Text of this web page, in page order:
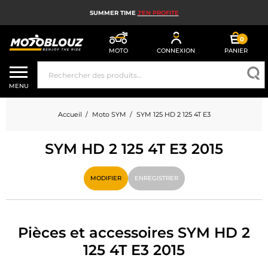
SUMMER TIME J'EN PROFITE
MOTO CONNEXION
0
PANIER
CASQUE MOTO
ÉQUIPEMENT MOTO HOMME
ÉQUIPEMENT MOTO FEMME
MX, ENDURO ET TRIAL
HIGH TECH MOTO
AIRBAG MOTO
PIÈCES MOTO ET OUTILLAGE
ACCESSOIRES MOTO
MENU
Accueil Moto SYM SYM 125 HD 2 125 4T E3
SYM HD 2 125 4T E3 2015
MODIFIER ENREGISTRER
Pièces et accessoires SYM HD 2
125 4T E3 2015